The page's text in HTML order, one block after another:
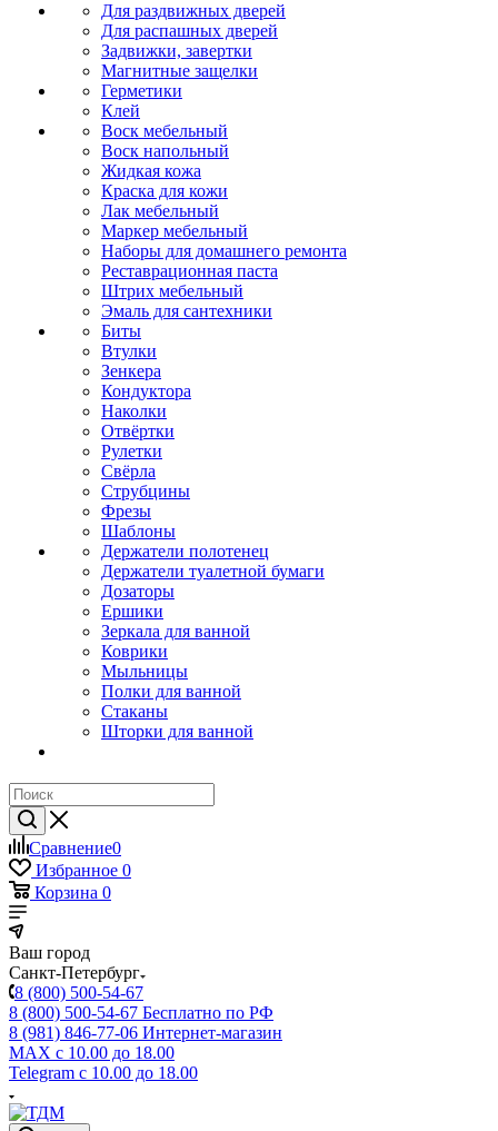
Для раздвижных дверей
Для распашных дверей
Задвижки, завертки
Магнитные защелки
Герметики
Клей
Воск мебельный
Воск напольный
Жидкая кожа
Краска для кожи
Лак мебельный
Маркер мебельный
Наборы для домашнего ремонта
Реставрационная паста
Штрих мебельный
Эмаль для сантехники
Биты
Втулки
Зенкера
Кондуктора
Наколки
Отвёртки
Рулетки
Свёрла
Струбцины
Фрезы
Шаблоны
Держатели полотенец
Держатели туалетной бумаги
Дозаторы
Ершики
Зеркала для ванной
Коврики
Мыльницы
Полки для ванной
Стаканы
Шторки для ванной
Сравнение0
Избранное 0
Корзина 0
Ваш город
Санкт-Петербург
8 (800) 500-54-67
8 (800) 500-54-67 Бесплатно по РФ
8 (981) 846-77-06 Интернет-магазин
MAX с 10.00 до 18.00
Telegram с 10.00 до 18.00